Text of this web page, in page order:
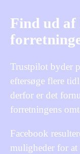
Find ud
Trustpilot byder
eftersøge flere
derfor er det
forretningens
Facebook
muligheder for